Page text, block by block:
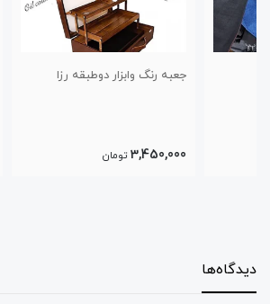
جعبه رنگ وابزار دوطبقه رزا
تومان
جعبه مدادرنگی
دیدگاه‌ها